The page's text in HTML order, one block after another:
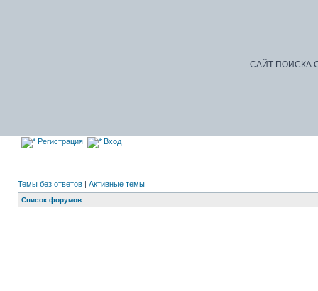
САЙТ ПОИСКА
Регистрация Вход
Темы без ответов | Активные темы
Список форумов